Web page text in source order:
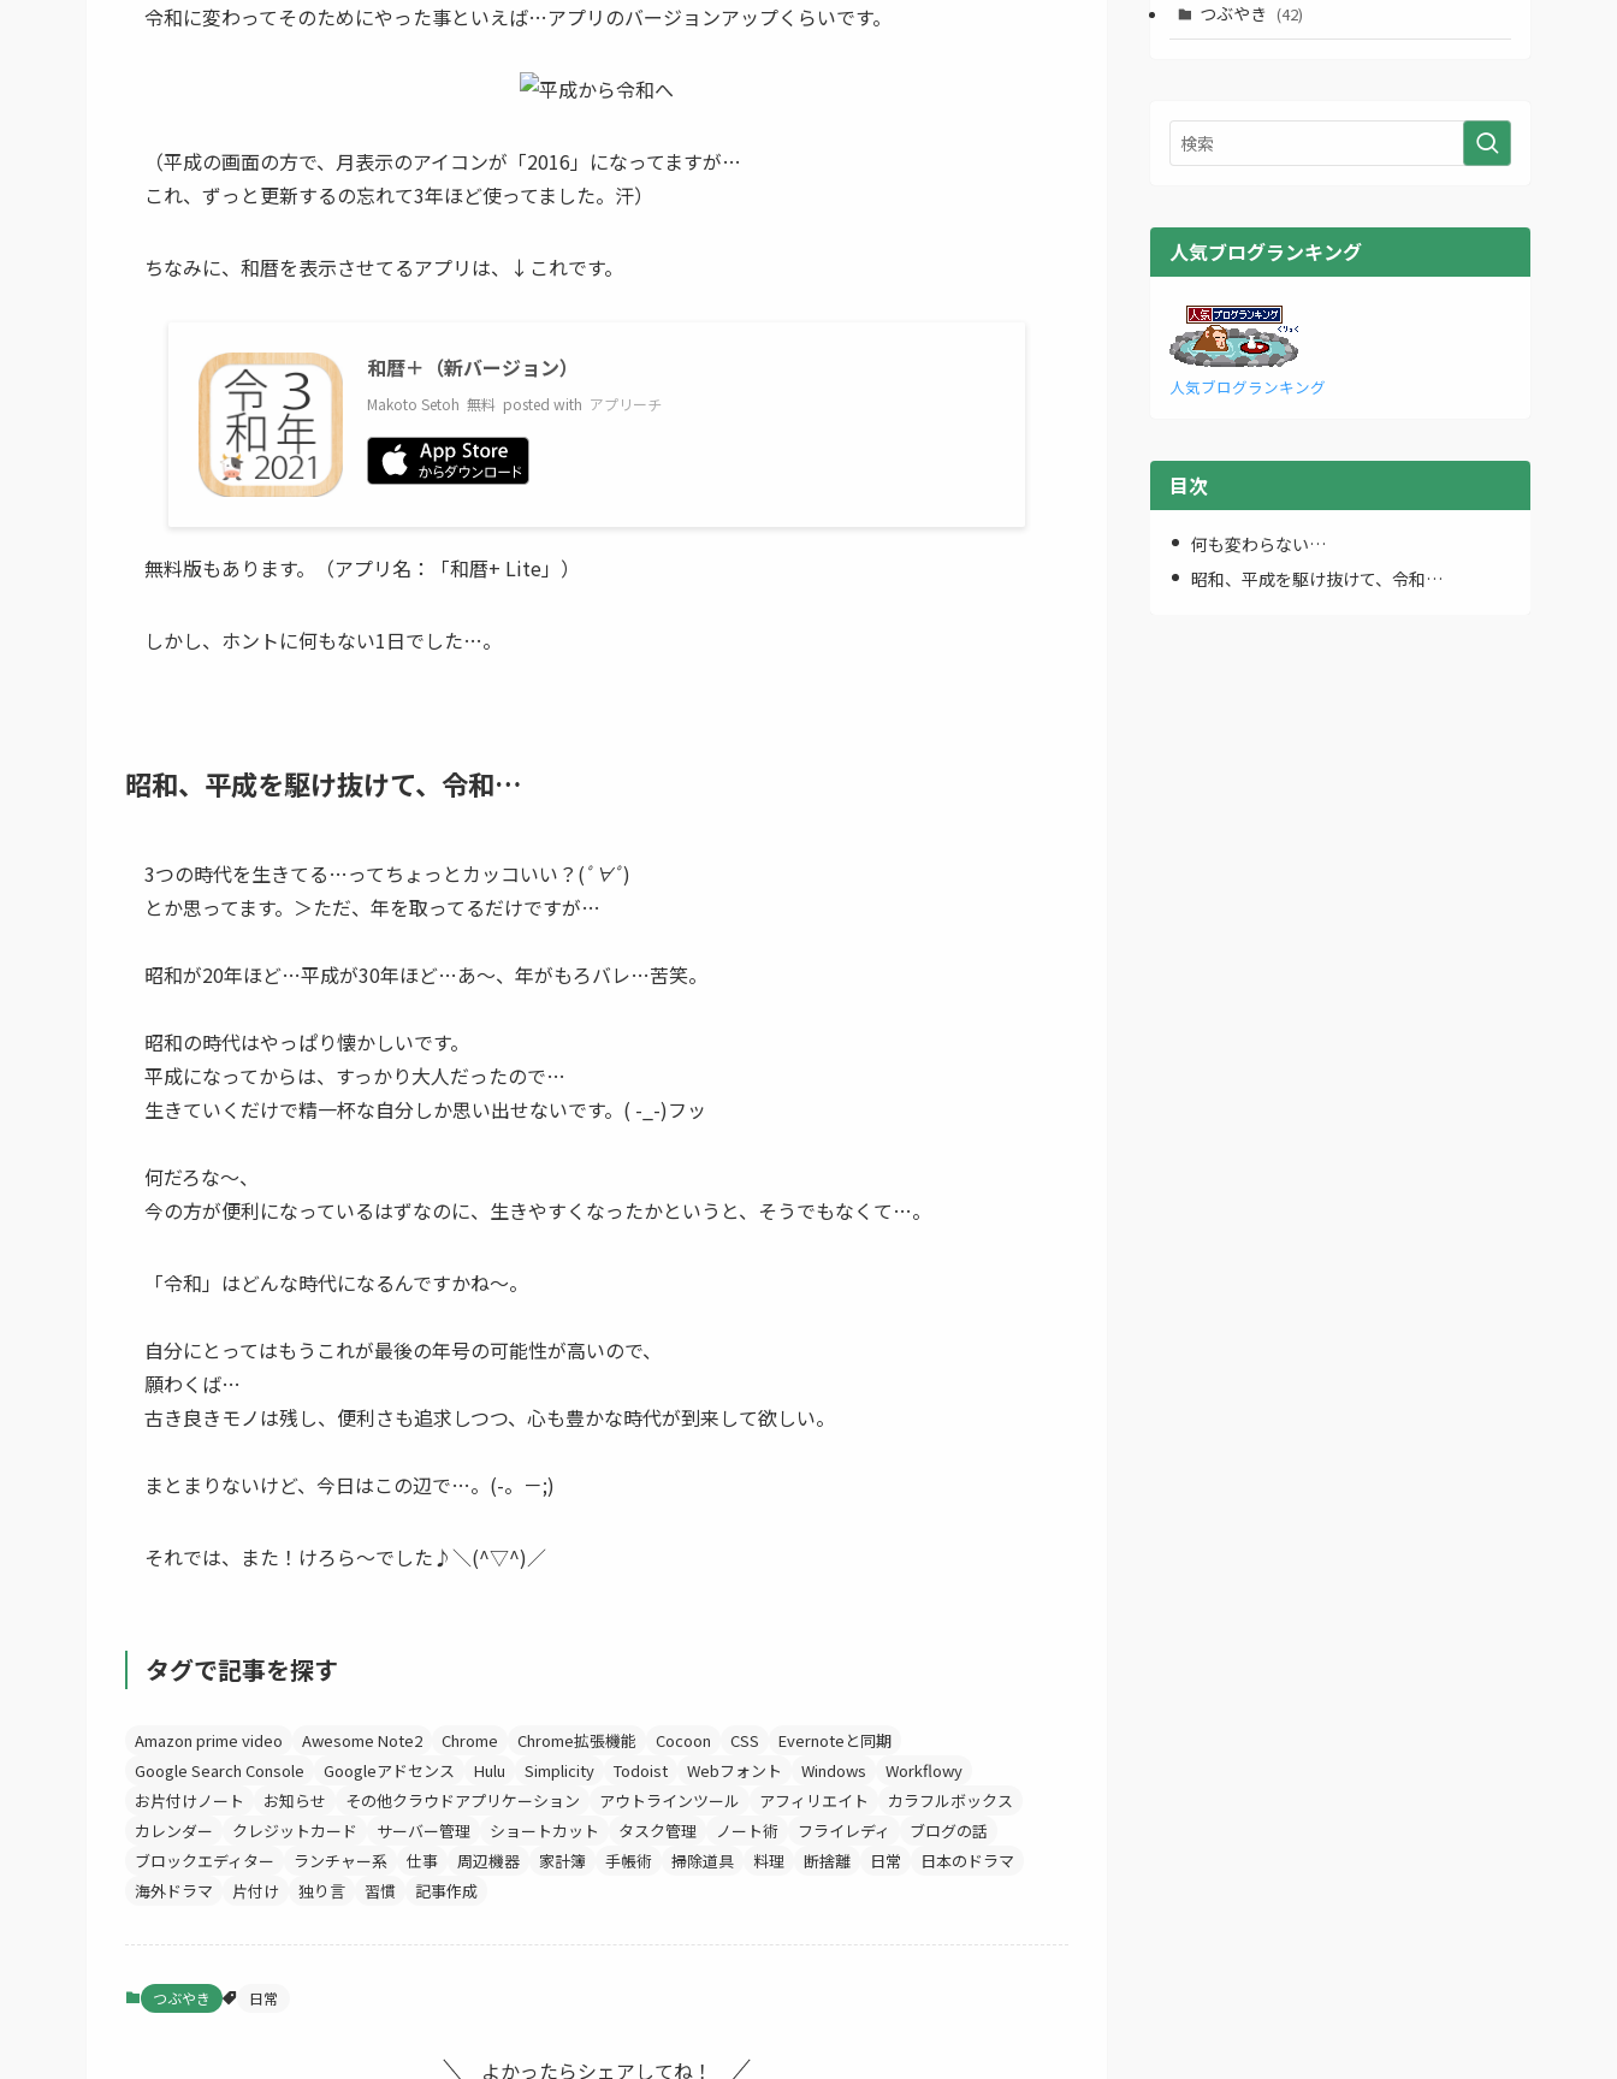
令和に変わってそのためにやった事といえば…アプリのバージョンアップくらいです。
（平成の画面の方で、月表示のアイコンが「2016」になってますが…
これ、ずっと更新するの忘れて3年ほど使ってました。汗）
ちなみに、和暦を表示させてるアプリは、↓これです。
和暦＋（新バージョン）
Makoto Setoh 無料 posted with アプリーチ
無料版もあります。（アプリ名：「和暦+ Lite」）
しかし、ホントに何もない1日でした…。
昭和、平成を駆け抜けて、令和…
3つの時代を生きてる…ってちょっとカッコいい？(ﾟ∀ﾟ)
とか思ってます。＞ただ、年を取ってるだけですが…
昭和が20年ほど…平成が30年ほど…あ～、年がもろバレ…苦笑。
昭和の時代はやっぱり懐かしいです。
平成になってからは、すっかり大人だったので…
生きていくだけで精一杯な自分しか思い出せないです。( -_-)フッ
何だろな～、
今の方が便利になっているはずなのに、生きやすくなったかというと、そうでもなくて…。
「令和」はどんな時代になるんですかね～。
自分にとってはもうこれが最後の年号の可能性が高いので、
願わくば…
古き良きモノは残し、便利さも追求しつつ、心も豊かな時代が到来して欲しい。
まとまりないけど、今日はこの辺で…。(-。－;)
それでは、また！けろら～でした♪＼(^▽^)／
タグで記事を探す
Amazon prime video Awesome Note2 Chrome Chrome拡張機能 Cocoon CSS
Evernoteと同期
Google Search Console
Googleアドセンス Hulu Simplicity Todoist Webフォント Windows
Workflowy
お片付けノート
お知らせ その他クラウドアプリケーション アウトラインツール アフィリエイト
カラフルボックス
カレンダー
クレジットカード サーバー管理 ショートカット タスク管理 ノート術 フライレディ
ブログの話
ブロックエディター
ランチャー系 仕事 周辺機器 家計簿 手帳術 掃除道具 料理 断捨離 日常
日本のドラマ
海外ドラマ
片付け 独り言 習慣 記事作成
つぶやき 日常
よかったらシェアしてね！
つぶやき (42)
人気ブログランキング
人気ブログランキング
目次
何も変わらない…
昭和、平成を駆け抜けて、令和…